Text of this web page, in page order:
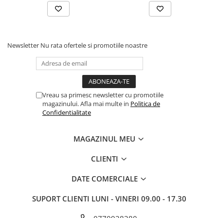
Imprimante de format mare
Imprimante Inkjet
Imprimante laser
Multifunctionale laser
Access Points & Range Extendere
Newsletter Nu rata ofertele si promotiile noastre
Vreau sa primesc newsletter cu promotiile
magazinului. Afla mai multe in Politica de
Confidentialitate
MAGAZINUL MEU
CLIENTI
DATE COMERCIALE
SUPORT CLIENTI LUNI - VINERI 09.00 - 17.30